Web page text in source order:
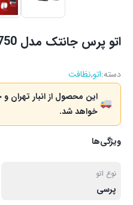
اتو پرس جانتک مدل 2750
دسته:اتو,نظافت
این محصول از انبار تهران
خواهد شد.
ویژگی‌ها
نوع اتو
پرسی